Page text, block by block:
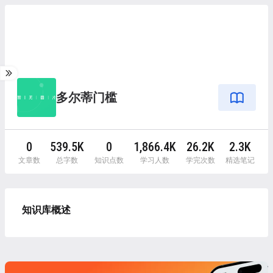
多尔蒂门槛
0
文章数
539.5K
总字数
0
知识点数
1,866.4K
学习人数
26.2K
学完次数
2.3K
精选笔记
知识库概述